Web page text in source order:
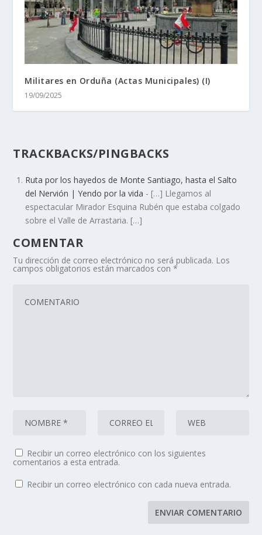
Militares en Orduña (Actas Municipales) (I)
19/09/2025
TRACKBACKS/PINGBACKS
Ruta por los hayedos de Monte Santiago, hasta el Salto
del Nervión | Yendo por la vida - […] Llegamos al
espectacular Mirador Esquina Rubén que estaba colgado
sobre el Valle de Arrastaria. […]
COMENTAR
Tu dirección de correo electrónico no será publicada. Los
campos obligatorios están marcados con*
Recibir un correo electrónico con los siguientes
comentarios a esta entrada.
Recibir un correo electrónico con cada nueva entrada.